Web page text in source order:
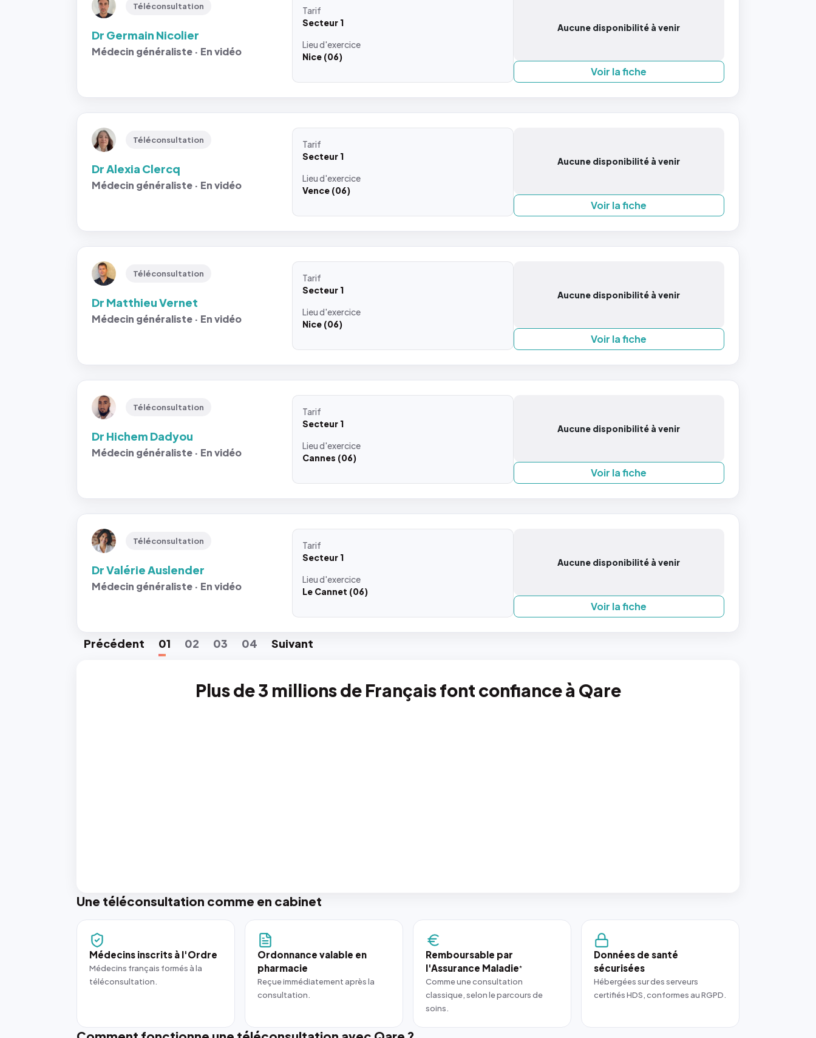
Téléconsultation
Dr Germain Nicolier
Médecin généraliste · En vidéo
Tarif
Secteur 1
Lieud'exercice
Nice (06)
Aucune disponibilité à venir
Voir la fiche
Téléconsultation
Dr Alexia Clercq
Médecin généraliste · En vidéo
Tarif
Secteur 1
Lieud'exercice
Vence (06)
Aucune disponibilité à venir
Voir la fiche
Téléconsultation
Dr Matthieu Vernet
Médecin généraliste · En vidéo
Tarif
Secteur 1
Lieud'exercice
Nice (06)
Aucune disponibilité à venir
Voir la fiche
Téléconsultation
Dr Hichem Dadyou
Médecin généraliste · En vidéo
Tarif
Secteur 1
Lieud'exercice
Cannes (06)
Aucune disponibilité à venir
Voir la fiche
Téléconsultation
Dr Valérie Auslender
Médecin généraliste · En vidéo
Tarif
Secteur 1
Lieud'exercice
Le Cannet (06)
Aucune disponibilité à venir
Voir la fiche
Précédent 01 02 03 04 Suivant
Plus de 3 millions de Français font confiance à Qare
Une téléconsultation comme en cabinet
Médecins inscrits à l'Ordre
Médecins français formés à la
téléconsultation.
Ordonnance valable en
pharmacie
Reçue immédiatement après la
consultation.
Remboursable par
l'Assurance Maladie*
Comme une consultation
classique, selon le parcours de
soins.
Données de santé
sécurisées
Hébergées sur des serveurs
certifiés HDS, conformes au RGPD.